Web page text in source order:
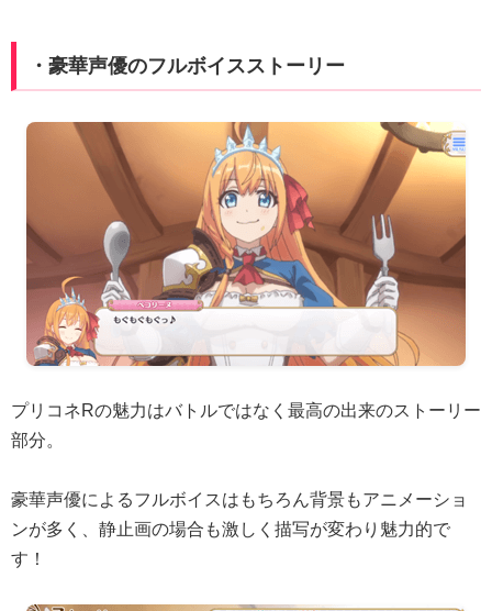
・豪華声優のフルボイスストーリー
プリコネRの魅力はバトルではなく最高の出来のストーリー
部分。
豪華声優によるフルボイスはもちろん背景もアニメーショ
ンが多く、静止画の場合も激しく描写が変わり魅力的で
す！